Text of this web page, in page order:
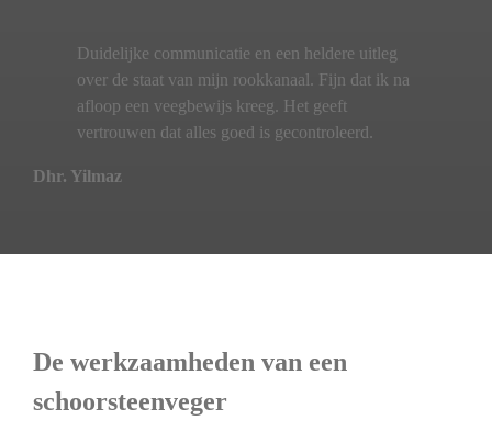
Duidelijke communicatie en een heldere uitleg
over de staat van mijn rookkanaal. Fijn dat ik na
afloop een veegbewijs kreeg. Het geeft
vertrouwen dat alles goed is gecontroleerd.
Dhr. Yilmaz
De werkzaamheden van een
schoorsteenveger